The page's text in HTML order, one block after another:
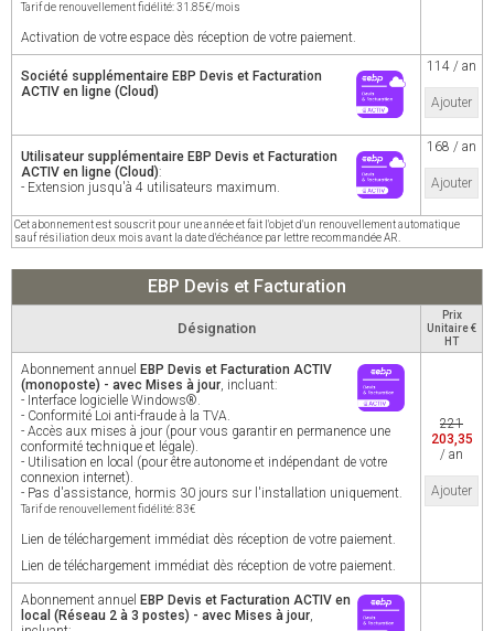
Tarif de renouvellement fidélité: 31.85€/mois
Activation de votre espace dès réception de votre paiement.
Société supplémentaire EBP Devis et Facturation
ACTIV en ligne (Cloud)
114 / an
Ajouter
Utilisateur supplémentaire EBP Devis et Facturation
ACTIV en ligne (Cloud):
- Extension jusqu'à 4 utilisateurs maximum.
168 / an
Ajouter
Cet abonnement est souscrit pour une année et fait l'objet d'un renouvellement automatique
sauf résiliation deux mois avant la date d'échéance par lettre recommandée AR.
EBP Devis et Facturation
Désignation
Prix
Unitaire €
HT
Abonnement annuel EBP Devis et Facturation ACTIV
(monoposte) - avec Mises à jour, incluant:
- Interface logicielle Windows®.
- Conformité Loi anti-fraude à la TVA.
- Accès aux mises à jour (pour vous garantir en permanence une
conformité technique et légale).
- Utilisation en local (pour être autonome et indépendant de votre
connexion internet).
- Pas d'assistance, hormis 30 jours sur l'installation uniquement.
Tarif de renouvellement fidélité: 83€
Lien de téléchargement immédiat dès réception de votre paiement.
Lien de téléchargement immédiat dès réception de votre paiement.
221
203,35
/ an
Ajouter
Abonnement annuel EBP Devis et Facturation ACTIV en
local (Réseau 2 à 3 postes) - avec Mises à jour,